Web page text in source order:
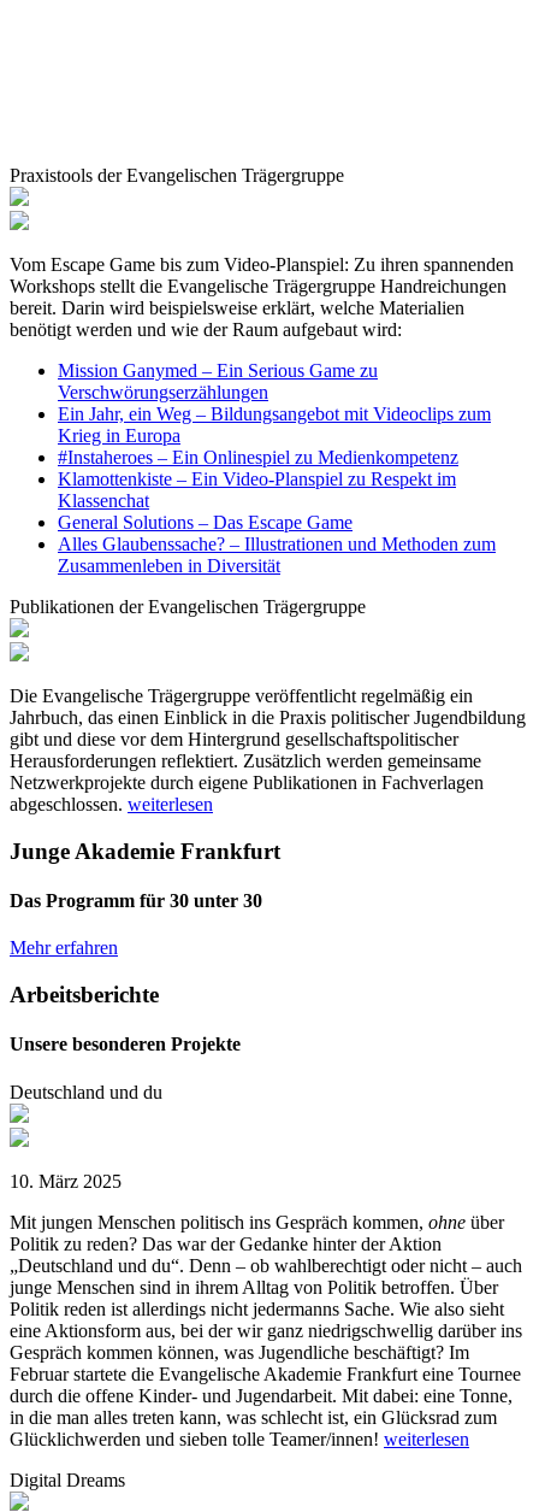
Praxistools der Evangelischen Trägergruppe
Vom Escape Game bis zum Video-Planspiel: Zu ihren spannenden
Workshops stellt die Evangelische Trägergruppe Handreichungen
bereit. Darin wird beispielsweise erklärt, welche Materialien
benötigt werden und wie der Raum aufgebaut wird:
Mission Ganymed – Ein Serious Game zu
Verschwörungserzählungen
Ein Jahr, ein Weg – Bildungsangebot mit Videoclips zum
Krieg in Europa
#Instaheroes – Ein Onlinespiel zu Medienkompetenz
Klamottenkiste – Ein Video-Planspiel zu Respekt im
Klassenchat
General Solutions – Das Escape Game
Alles Glaubenssache? – Illustrationen und Methoden zum
Zusammenleben in Diversität
Publikationen der Evangelischen Trägergruppe
Die Evangelische Trägergruppe veröffentlicht regelmäßig ein
Jahrbuch, das einen Einblick in die Praxis politischer Jugendbildung
gibt und diese vor dem Hintergrund gesellschaftspolitischer
Herausforderungen reflektiert. Zusätzlich werden gemeinsame
Netzwerkprojekte durch eigene Publikationen in Fachverlagen
abgeschlossen. weiterlesen
Junge Akademie Frankfurt
Das Programm für 30 unter 30
Mehr erfahren
Arbeitsberichte
Unsere besonderen Projekte
Deutschland und du
10. März 2025
Mit jungen Menschen politisch ins Gespräch kommen, ohne über
Politik zu reden? Das war der Gedanke hinter der Aktion
„Deutschland und du“. Denn – ob wahlberechtigt oder nicht – auch
junge Menschen sind in ihrem Alltag von Politik betroffen. Über
Politik reden ist allerdings nicht jedermanns Sache. Wie also sieht
eine Aktionsform aus, bei der wir ganz niedrigschwellig darüber ins
Gespräch kommen können, was Jugendliche beschäftigt? Im
Februar startete die Evangelische Akademie Frankfurt eine Tournee
durch die offene Kinder- und Jugendarbeit. Mit dabei: eine Tonne,
in die man alles treten kann, was schlecht ist, ein Glücksrad zum
Glücklichwerden und sieben tolle Teamer/innen! weiterlesen
Digital Dreams